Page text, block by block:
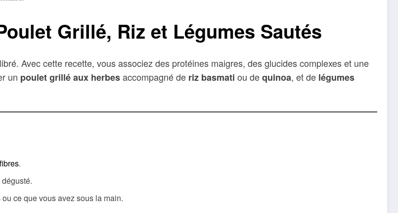
Grillé, Riz et Légumes Sautés
Avec cette recette, vous associez des protéines maigres, des glucides complexes et une
un poulet grillé aux herbesaccompagné de riz basmati ou dequinoa, et de légumes
fibres.
ce que vous avez sous la main.